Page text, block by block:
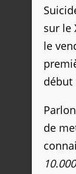
sur le
le
début
de